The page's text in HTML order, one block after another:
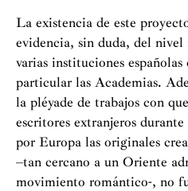
La existencia de este
evidencia, sin duda, del
varias instituciones
particular las Academias.
la pléyade de trabajos con
escritores extranjeros
por Europa las originales
–tan cercano a un Oriente
movimiento romántico-, no